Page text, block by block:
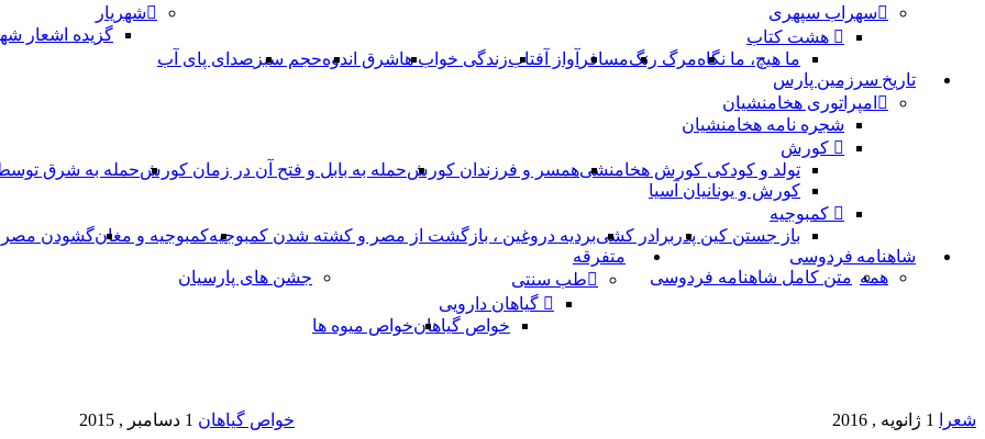
سهراب سپهری
هشت کتاب
ما هیچ، ما نگاهمرگ رنگمسافر آواز آفتابزندگی خواب هاشرق اندوهحجم سبز صدای پای آب
شهریار
گزیده اشعار
تاریخ سرزمین پارس
امپراتوری هخامنشیان
شجره نامه هخامنشیان
کورش
تولد و کودکی کورش هخامنشیهمسر و فرزندان کورشحمله به بابل و فتح آن در زمان کورشحمله به شرق
کورش و یونانیان آسیا
کمبوجیه
باز جستن کین پدر برادر کشیبردیه دروغین ، بازگشت از مصر و کشته شدن کمبوجیهکمبوجیه و مغانگشودن مصر
شاهنامه فردوسی
همه متن کامل شاهنامه فردوسی
متفرقه
طب سنتی
گیاهان دارویی
خواص گیاهانخواص میوه ها
جشن های پارسیان
شعرا 1 ژانویه , 2016 خواص گیاهان 1 دسامبر , 2015